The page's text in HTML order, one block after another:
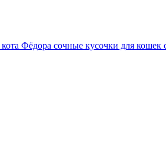
Фёдора сочные кусочки для кошек